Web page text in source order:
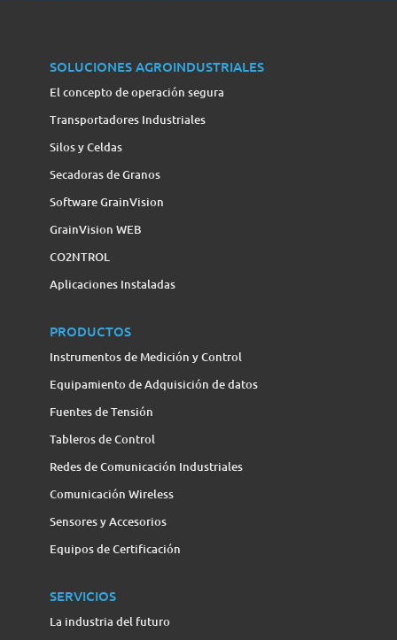
SOLUCIONES AGROINDUSTRIALES
El concepto de operación segura
Transportadores Industriales
Silos y Celdas
Secadoras de Granos
Software GrainVision
GrainVision WEB
CO2NTROL
Aplicaciones Instaladas
PRODUCTOS
Instrumentos de Medición y Control
Equipamiento de Adquisición de datos
Fuentes de Tensión
Tableros de Control
Redes de Comunicación Industriales
Comunicación Wireless
Sensores y Accesorios
Equipos de Certificación
SERVICIOS
La industria del futuro